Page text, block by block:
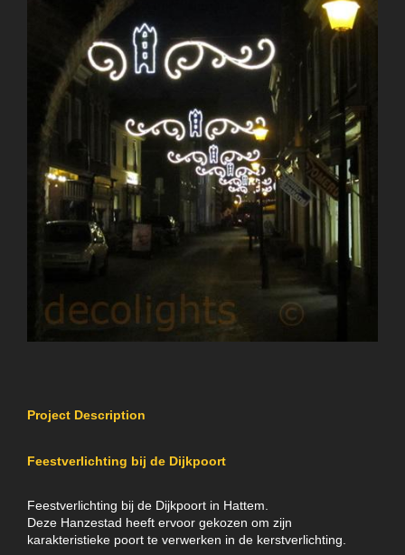
Project Description
Feestverlichting bij de Dijkpoort
Feestverlichting bij de Dijkpoort in Hattem.
Deze Hanzestad heeft ervoor gekozen om zijn
karakteristieke poort te verwerken in de kerstverlichting.